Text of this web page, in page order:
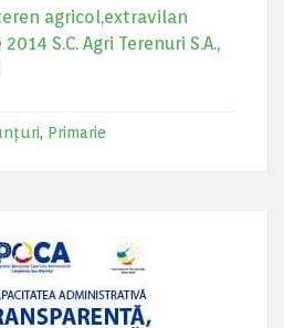
agricol,extravilan
S.C. Agri Terenuri S.A.,
, Primarie